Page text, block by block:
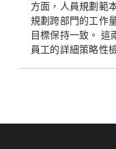
方面，人員規劃範
規劃跨部門的工作
目標保持一致。 這
員工的詳細策略性